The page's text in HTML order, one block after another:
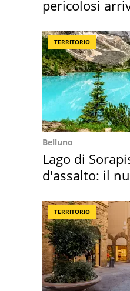
pericolosi
TERRITORIO
Belluno
Lago di
d'assalto: il
TERRITORIO